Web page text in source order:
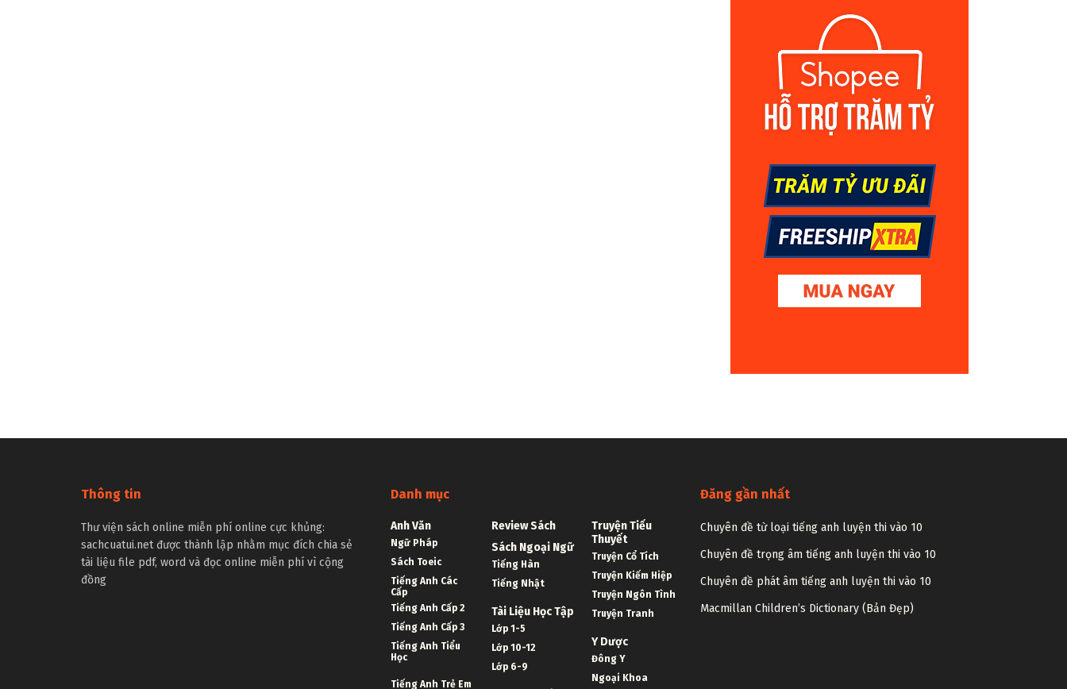
Thông tin
Thư viện sách online miễn phí online cực khủng:
sachcuatui.net được thành lập nhằm mục đích chia sẻ
tài liệu file pdf, word và đọc online miễn phí vì cộng
đồng
Danh mục
Anh Văn
Ngữ Pháp
Sách Toeic
Tiếng Anh Các
Cấp
Tiếng Anh Cấp 2
Tiếng Anh Cấp 3
Tiếng Anh Tiểu
Học
Tiếng Anh Trẻ Em
Review Sách
Sách Ngoại Ngữ
Tiếng Hàn
Tiếng Nhật
Tài Liệu Học Tập
Lớp 1-5
Lớp 10-12
Lớp 6-9
Truyện Tiểu
Thuyết
Truyện Cổ Tích
Truyện Kiếm Hiệp
Truyện Ngôn Tình
Truyện Tranh
Y Dược
Đông Y
Ngoại Khoa
Đăng gần nhất
Chuyên đề từ loại tiếng anh luyện thi vào 10
Chuyên đề trọng âm tiếng anh luyện thi vào 10
Chuyên đề phát âm tiếng anh luyện thi vào 10
Macmillan Children’s Dictionary (Bản Đẹp)